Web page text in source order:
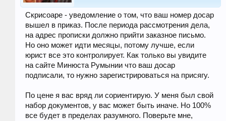
Скрисоаре - уведомление о том, что ваш номер досар
вышел в приказ. После периода рассмотрения дела,
на адрес прописки должно прийти заказное письмо.
Но оно может идти месяцы, потому лучше, если
юрист все это контролирует. Как только вы увидите
на сайте Минюста Румынии что ваш досар
подписали, то нужно зарегистрироваться на присягу.
По цене я вас вряд ли сориентирую. У меня был свой
набор документов, у вас может быть иначе. Но 100%
все будет в пределах разумного. Поверьте мне,